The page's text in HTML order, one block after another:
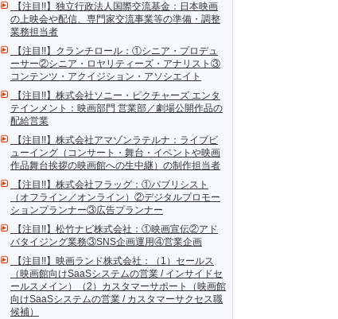
【注目!!】独立行政法人国際交流基金：日本映画
の上映会や配信、専門家交流事業等の準備・調整
業務担当者
【注目!!】クランチロール：①シニア・プロデュ
ーサー②シニア・ロヤリティーズ・アナリスト③
コンテンツ・アクイジション・アソシエイト
【注目!!】株式会社ソニー・ピクチャーズ エンタ
テインメント：映画部門 営業部／劇場公開作品の
配給営業
【注目!!】株式会社アマゾンラテルナ：ライブビ
ューイング（コンサート・舞台・イベントや映画
作品舞台挨拶の映画館への生中継）の制作担当者
【注目!!】株式会社フラッグ：①パブリシスト
（オフライン／オンライン）②デジタルプロモー
ションプランナー③広告プランナー
【注目!!】松竹ナビ株式会社：①映画宣伝②アド
バタイジング業務③SNS企画運用④営業企画
【注目!!】映画ランド株式会社：（1）セールス
（映画館向けSaaSシステムの営業 / インサイドセ
ールスメイン）（2）カスタマーサポート（映画館
向けSaaSシステムの営業 / カスタマーサクセス職
候補）